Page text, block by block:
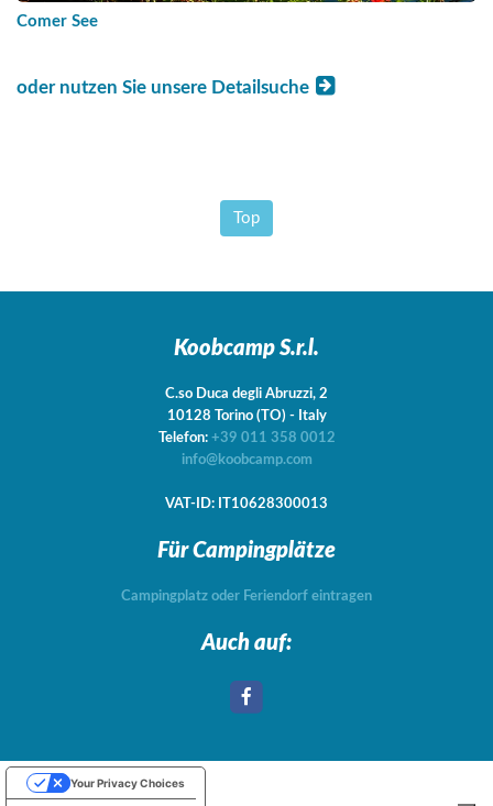
Comer See
oder nutzen Sie unsere Detailsuche
Top
Koobcamp S.r.l.
C.so Duca degli Abruzzi, 2
10128 Torino (TO) - Italy
Telefon: +39 011 358 0012
info@koobcamp.com
VAT-ID: IT10628300013
Für Campingplätze
Campingplatz oder Feriendorf eintragen
Auch auf:
Your Privacy Choices